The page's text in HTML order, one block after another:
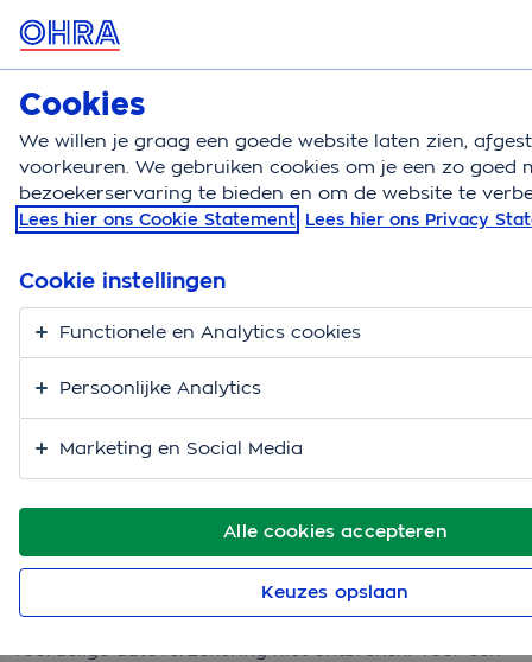
MENU
Autoverzekering
Autoverzekering Auto verzekeren
Autoverzekering voor
een 18-jarige
Rijbewijs binnen en een auto gekocht? Dan mag een
voordelige autoverzekering niet ontbreken. Voor een
Cookies
We willen je graag een goede website laten zien,
voorkeuren. We gebruiken cookies om je een zo goed
bezoekerservaring te bieden en om de website te
Lees hier ons Cookie Statement Lees hier ons Privacy
Alle cookies accepteren
Cookie instellingen
Functionele en Analytics cookies
Persoonlijke Analytics
Marketing en Social Media
Keuzes opslaan